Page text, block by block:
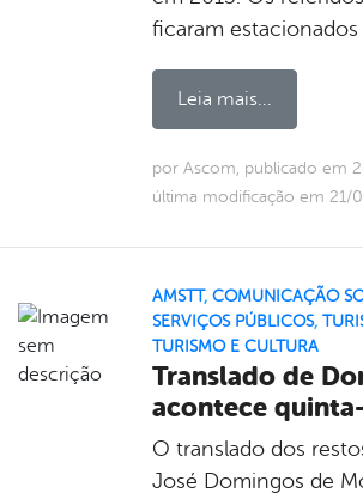
ficaram
Leia mais...
por Ascom, publicado em
última modificação em 21/
AMSTT, COMUNICAÇÃO
SERVIÇOS PÚBLICOS,
TURISMO E CULTURA
Translado de
acontece
O translado dos
José Domingos de